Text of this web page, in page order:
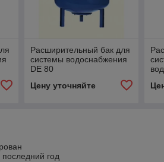
Расширительный бак для
системы водоснабжения
DE 80
Цену уточняйте
год